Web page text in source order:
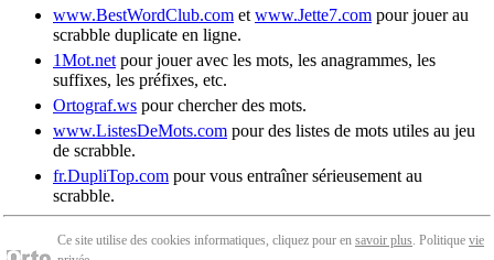
www.BestWordClub.com et www.Jette7.com pour jouer au
scrabble duplicate en ligne.
1Mot.net pour jouer avec les mots, les anagrammes, les
suffixes, les préfixes, etc.
Ortograf.ws pour chercher des mots.
www.ListesDeMots.com pour des listes de mots utiles au jeu
de scrabble.
fr.DupliTop.com pour vous entraîner sérieusement au
scrabble.
Ce site utilise des cookies informatiques, cliquez pour en savoir plus. Politique vie